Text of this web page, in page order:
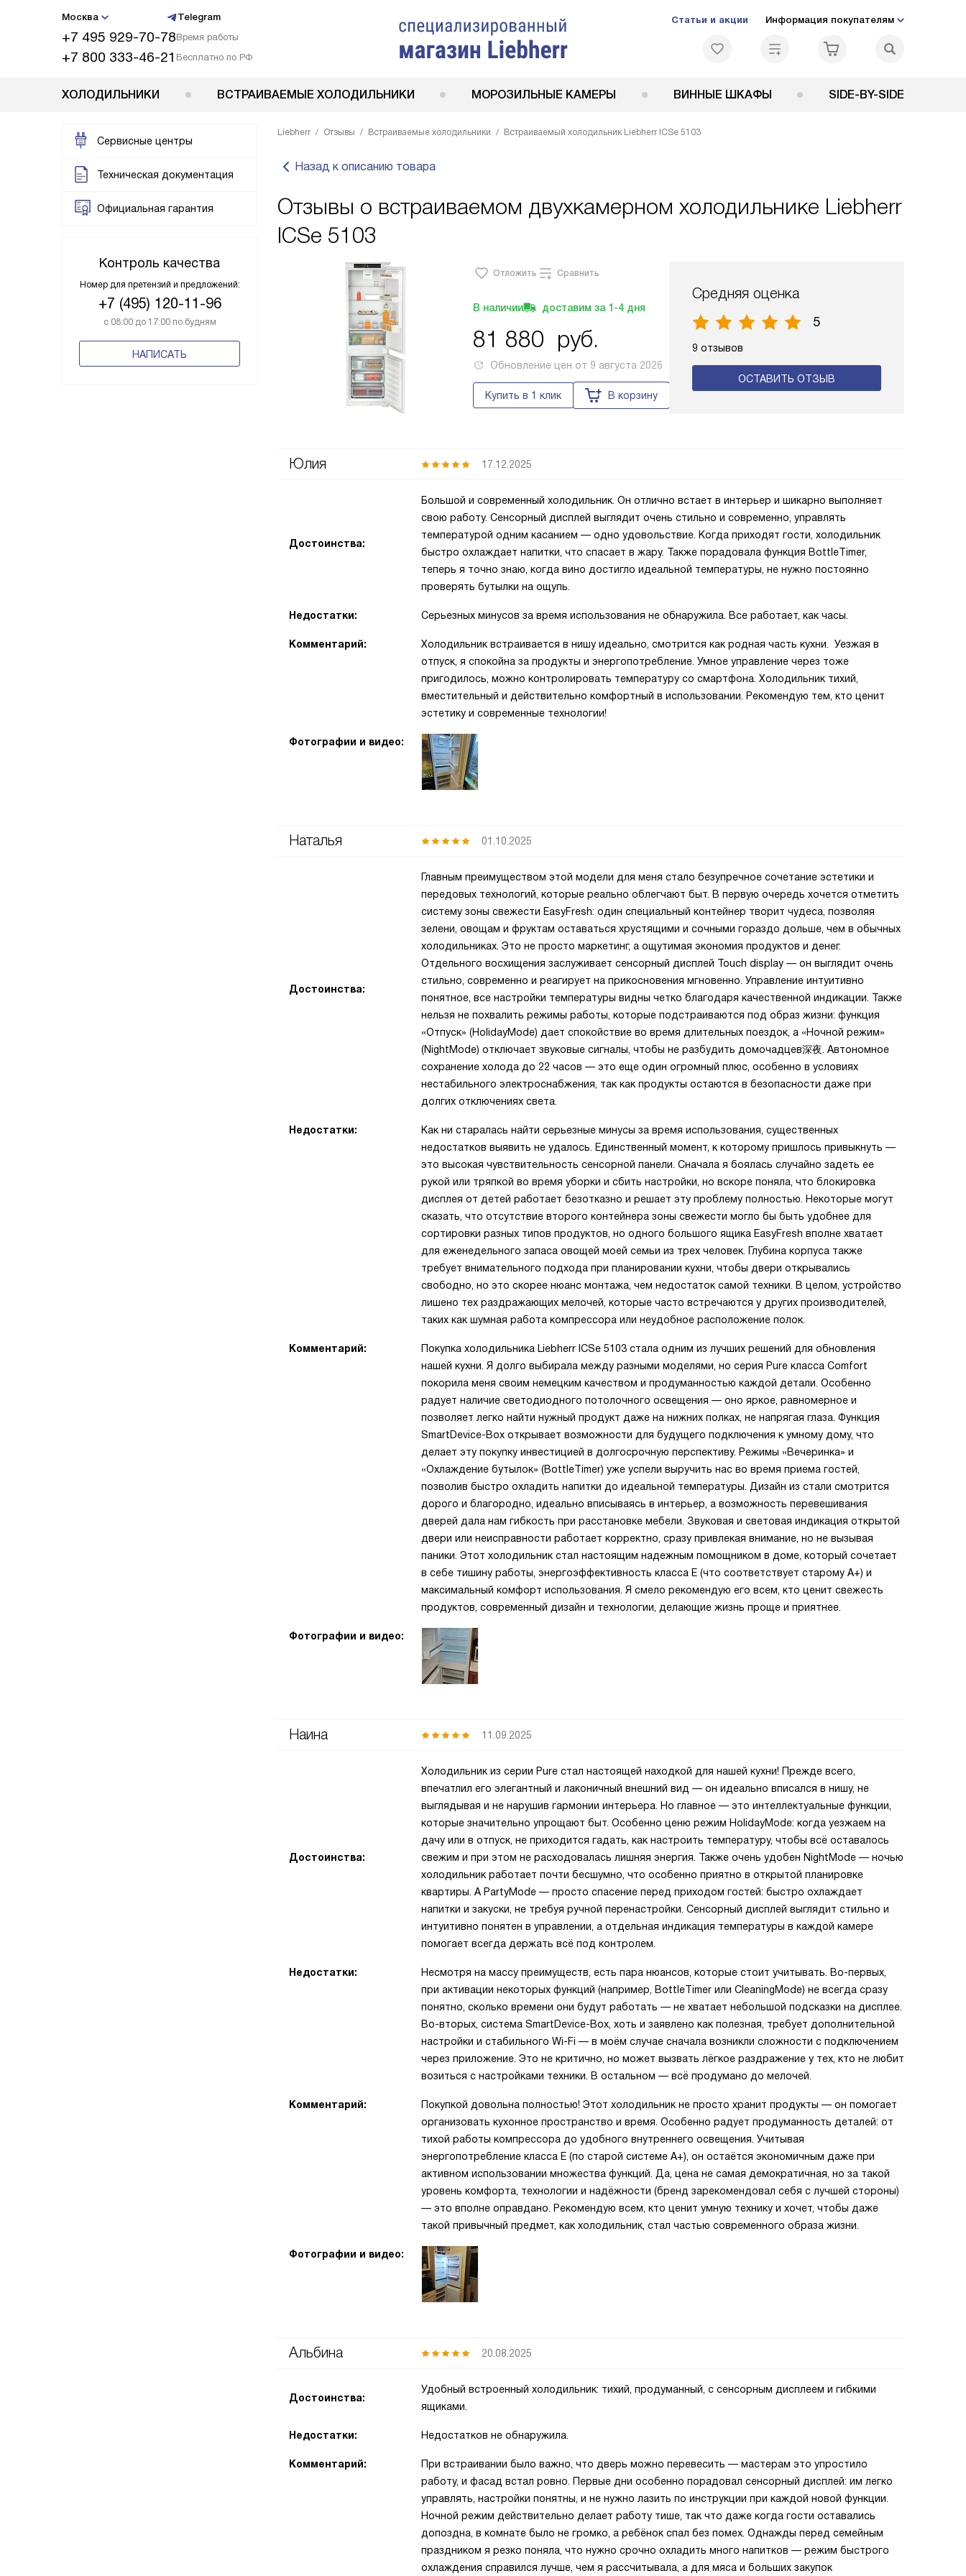
Москва Telegram
+7 495 929-70-78Время работы
+7 800 333-46-21 Бесплатно по РФ
Статьи и акции Информация покупателям
ХОЛОДИЛЬНИКИ ВСТРАИВАЕМЫЕ ХОЛОДИЛЬНИКИ МОРОЗИЛЬНЫЕ КАМЕРЫ ВИННЫЕ ШКАФЫ SIDE-BY-SIDE
Сервисные центры
Техническая документация
Официальная гарантия
Контроль качества
Номер для претензий и предложений:
+7 (495) 120-11-96
с 08:00 до 17:00 по будням
НАПИСАТЬ
Liebherr Отзывы Встраиваемые холодильники Встраиваемый холодильник Liebherr ICSe 5103
Назад к описанию товара
Отзывы о встраиваемом двухкамерном холодильнике Liebherr
ICSe 5103
Отложить Сравнить
В наличии доставим за 1-4 дня
81 880 руб.
Обновление цен от 9 августа 2026
Купить в 1 клик В корзину
Средняя оценка
5
9 отзывов
ОСТАВИТЬ ОТЗЫВ
Юлия 17.12.2025
Достоинства:
Большой и современный холодильник. Он отлично встает в интерьер и шикарно выполняет
свою работу. Сенсорный дисплей выглядит очень стильно и современно, управлять
температурой одним касанием — одно удовольствие. Когда приходят гости, холодильник
быстро охлаждает напитки, что спасает в жару. Также порадовала функция BottleTimer,
теперь я точно знаю, когда вино достигло идеальной температуры, не нужно постоянно
проверять бутылки на ощупь.
Недостатки: Серьезных минусов за время использования не обнаружила. Все работает, как часы.
Комментарий:
Холодильник встраивается в нишу идеально, смотрится как родная часть кухни. Уезжая в
отпуск, я спокойна за продукты и энергопотребление. Умное управление через тоже
пригодилось, можно контролировать температуру со смартфона. Холодильник тихий,
вместительный и действительно комфортный в использовании. Рекомендую тем, кто ценит
эстетику и современные технологии!
Фотографии и видео:
Наталья 01.10.2025
Достоинства:
Главным преимуществом этой модели для меня стало безупречное сочетание эстетики и
передовых технологий, которые реально облегчают быт. В первую очередь хочется отметить
систему зоны свежести EasyFresh: один специальный контейнер творит чудеса, позволяя
зелени, овощам и фруктам оставаться хрустящими и сочными гораздо дольше, чем в обычных
холодильниках. Это не просто маркетинг, а ощутимая экономия продуктов и денег.
Отдельного восхищения заслуживает сенсорный дисплей Touch display — он выглядит очень
стильно, современно и реагирует на прикосновения мгновенно. Управление интуитивно
понятное, все настройки температуры видны четко благодаря качественной индикации. Также
нельзя не похвалить режимы работы, которые подстраиваются под образ жизни: функция
«Отпуск» (HolidayMode) дает спокойствие во время длительных поездок, а «Ночной режим»
(NightMode) отключает звуковые сигналы, чтобы не разбудить домочадцев深夜. Автономное
сохранение холода до 22 часов — это еще один огромный плюс, особенно в условиях
нестабильного электроснабжения, так как продукты остаются в безопасности даже при
долгих отключениях света.
Недостатки:
Как ни старалась найти серьезные минусы за время использования, существенных
недостатков выявить не удалось. Единственный момент, к которому пришлось привыкнуть —
это высокая чувствительность сенсорной панели. Сначала я боялась случайно задеть ее
рукой или тряпкой во время уборки и сбить настройки, но вскоре поняла, что блокировка
дисплея от детей работает безотказно и решает эту проблему полностью. Некоторые могут
сказать, что отсутствие второго контейнера зоны свежести могло бы быть удобнее для
сортировки разных типов продуктов, но одного большого ящика EasyFresh вполне хватает
для еженедельного запаса овощей моей семьи из трех человек. Глубина корпуса также
требует внимательного подхода при планировании кухни, чтобы двери открывались
свободно, но это скорее нюанс монтажа, чем недостаток самой техники. В целом, устройство
лишено тех раздражающих мелочей, которые часто встречаются у других производителей,
таких как шумная работа компрессора или неудобное расположение полок.
Комментарий:
Покупка холодильника Liebherr ICSe 5103 стала одним из лучших решений для обновления
нашей кухни. Я долго выбирала между разными моделями, но серия Pure класса Comfort
покорила меня своим немецким качеством и продуманностью каждой детали. Особенно
радует наличие светодиодного потолочного освещения — оно яркое, равномерное и
позволяет легко найти нужный продукт даже на нижних полках, не напрягая глаза. Функция
SmartDevice-Box открывает возможности для будущего подключения к умному дому, что
делает эту покупку инвестицией в долгосрочную перспективу. Режимы «Вечеринка» и
«Охлаждение бутылок» (BottleTimer) уже успели выручить нас во время приема гостей,
позволив быстро охладить напитки до идеальной температуры. Дизайн из стали смотрится
дорого и благородно, идеально вписываясь в интерьер, а возможность перевешивания
дверей дала нам гибкость при расстановке мебели. Звуковая и световая индикация открытой
двери или неисправности работает корректно, сразу привлекая внимание, но не вызывая
паники. Этот холодильник стал настоящим надежным помощником в доме, который сочетает
в себе тишину работы, энергоэффективность класса E (что соответствует старому А+) и
максимальный комфорт использования. Я смело рекомендую его всем, кто ценит свежесть
продуктов, современный дизайн и технологии, делающие жизнь проще и приятнее.
Фотографии и видео:
Наина 11.09.2025
Достоинства:
Холодильник из серии Pure стал настоящей находкой для нашей кухни! Прежде всего,
впечатлил его элегантный и лаконичный внешний вид — он идеально вписался в нишу, не
выглядывая и не нарушив гармонии интерьера. Но главное — это интеллектуальные функции,
которые значительно упрощают быт. Особенно ценю режим HolidayMode: когда уезжаем на
дачу или в отпуск, не приходится гадать, как настроить температуру, чтобы всё оставалось
свежим и при этом не расходовалась лишняя энергия. Также очень удобен NightMode — ночью
холодильник работает почти бесшумно, что особенно приятно в открытой планировке
квартиры. А PartyMode — просто спасение перед приходом гостей: быстро охлаждает
напитки и закуски, не требуя ручной перенастройки. Сенсорный дисплей выглядит стильно и
интуитивно понятен в управлении, а отдельная индикация температуры в каждой камере
помогает всегда держать всё под контролем.
Недостатки:
Несмотря на массу преимуществ, есть пара нюансов, которые стоит учитывать. Во-первых,
при активации некоторых функций (например, BottleTimer или CleaningMode) не всегда сразу
понятно, сколько времени они будут работать — не хватает небольшой подсказки на дисплее.
Во-вторых, система SmartDevice-Box, хоть и заявлено как полезная, требует дополнительной
настройки и стабильного Wi-Fi — в моём случае сначала возникли сложности с подключением
через приложение. Это не критично, но может вызвать лёгкое раздражение у тех, кто не любит
возиться с настройками техники. В остальном — всё продумано до мелочей.
Комментарий:
Покупкой довольна полностью! Этот холодильник не просто хранит продукты — он помогает
организовать кухонное пространство и время. Особенно радует продуманность деталей: от
тихой работы компрессора до удобного внутреннего освещения. Учитывая
энергопотребление класса E (по старой системе A+), он остаётся экономичным даже при
активном использовании множества функций. Да, цена не самая демократичная, но за такой
уровень комфорта, технологии и надёжности (бренд зарекомендовал себя с лучшей стороны)
— это вполне оправдано. Рекомендую всем, кто ценит умную технику и хочет, чтобы даже
такой привычный предмет, как холодильник, стал частью современного образа жизни.
Фотографии и видео:
Альбина 20.08.2025
Достоинства:
Удобный встроенный холодильник: тихий, продуманный, с сенсорным дисплеем и гибкими
ящиками.
Недостатки: Недостатков не обнаружила.
Комментарий:
При встраивании было важно, что дверь можно перевесить — мастерам это упростило
работу, и фасад встал ровно. Первые дни особенно порадовал сенсорный дисплей: им легко
управлять, настройки понятны, и не нужно лазить по инструкции при каждой новой функции.
Ночной режим действительно делает работу тише, так что даже когда гости оставались
допоздна, в комнате было не громко, а ребёнок спал без помех. Однажды перед семейным
праздником я резко поняла, что нужно срочно охладить много напитков — режим быстрого
охлаждения справился лучше, чем я рассчитывала, а для мяса и больших закупок